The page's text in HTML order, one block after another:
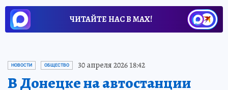
ЧИТАЙТЕ НАС В МАХ!
НОВОСТИ ОБЩЕСТВО 30 апреля 2026 18:42
В Донецке на автостанции